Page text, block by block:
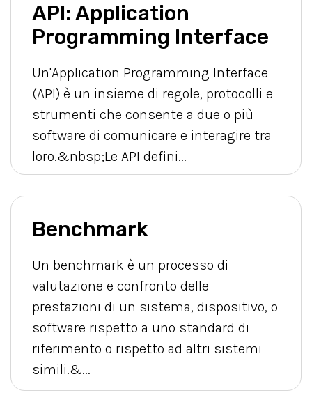
API: Application
Programming Interface
Un'Application Programming Interface
(API) è un insieme di regole, protocolli e
strumenti che consente a due o più
software di comunicare e interagire tra
loro.&nbsp;Le API defini...
Benchmark
Un benchmark è un processo di
valutazione e confronto delle
prestazioni di un sistema, dispositivo, o
software rispetto a uno standard di
riferimento o rispetto ad altri sistemi
simili.&...